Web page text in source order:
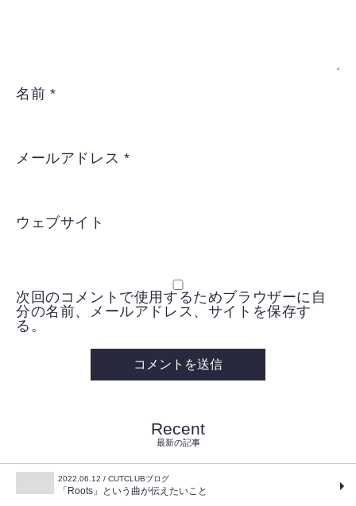
名前 *
メールアドレス *
ウェブサイト
次回のコメントで使用するためブラウザーに自
分の名前、メールアドレス、サイトを保存す
る。
Recent
最新の記事
2022.06.12 / CUTCLUBブログ
「Roots」という曲が伝えたいこと